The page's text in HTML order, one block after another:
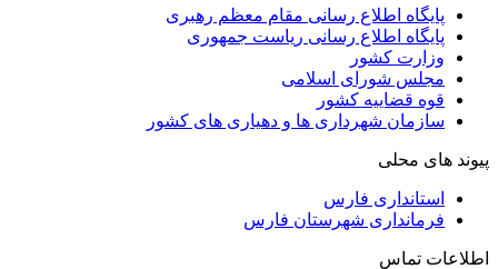
پایگاه اطلاع رسانی مقام معظم رهبری
پایگاه اطلاع رسانی ریاست جمهوری
وزارت کشور
مجلس شورای اسلامی
قوه قضاییه کشور
سازمان شهرداری ها و دهیاری های کشور
پیوند های محلی
استانداری فارس
فرمانداری شهرستان فارس
اطلاعات تماس